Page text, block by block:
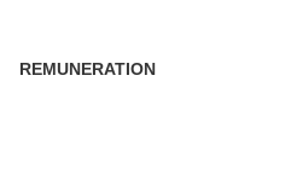
REMUNERATION